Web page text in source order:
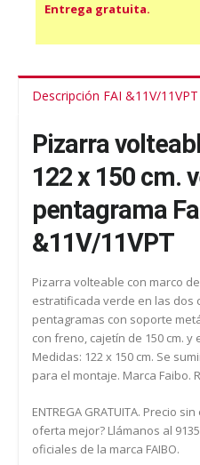
Entrega gratuita.
Descripción FAI &11V/11VPT
Pizarra
122 x 150 cm.
pentagrama
&11V/11VPT
Pizarra volteable con marco
estratificada verde en las dos
pentagramas con soporte
con freno, cajetín de 150 cm.
Medidas: 122 x 150 cm. Se
para el montaje. Marca Faibo.
ENTREGA GRATUITA. Precio
oferta mejor? Llámanos al
oficiales de la marca FAIBO.